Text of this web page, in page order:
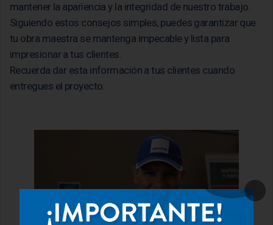
mantener la apariencia y la integridad de nuestro trabajo.
Siguiendo estos consejos simples, puedes garantizar que
tu obra maestra se mantenga impecable y lista para
impresionar a tus clientes.
Recuerda dar esta información a tus clientes cuando
entregues el proyecto.